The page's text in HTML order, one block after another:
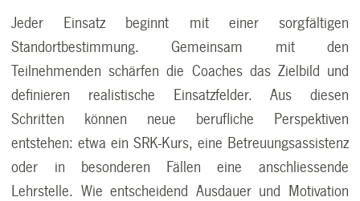
Jeder Einsatz beginnt mit einer sorgfältigen
Standortbestimmung. Gemeinsam mit den
Teilnehmenden schärfen die Coaches das Zielbild und
definieren realistische Einsatzfelder. Aus diesen
Schritten können neue berufliche Perspektiven
entstehen: etwa ein SRK-Kurs, eine Betreuungsassistenz
oder in besonderen Fällen eine anschliessende
Lehrstelle. Wie entscheidend Ausdauer und Motivation